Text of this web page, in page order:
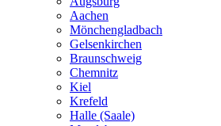
Aachen
Mönchengladbach
Gelsenkirchen
Braunschweig
Chemnitz
Kiel
Krefeld
Halle (Saale)